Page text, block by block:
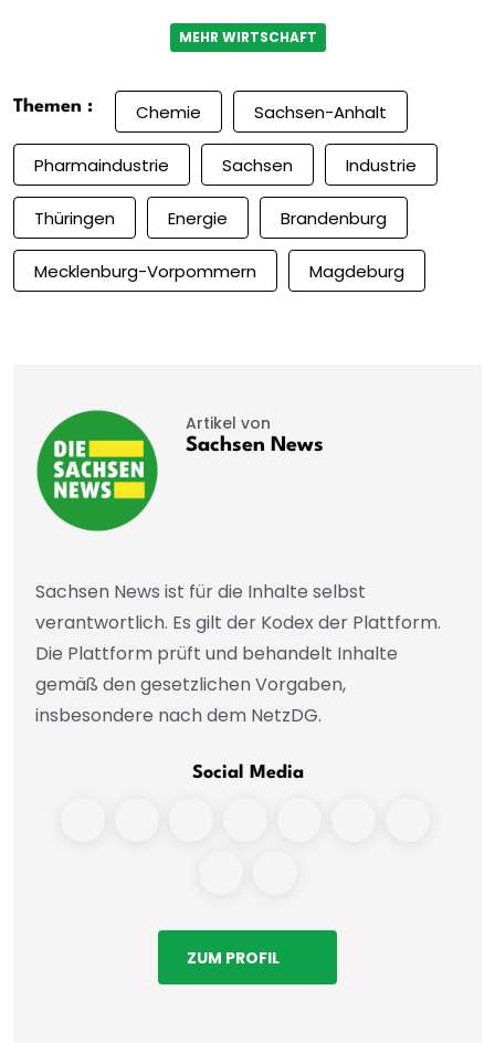
MEHR WIRTSCHAFT
Themen : Chemie Sachsen-Anhalt
Pharmaindustrie Sachsen Industrie
Thüringen Energie Brandenburg
Mecklenburg-Vorpommern Magdeburg
Artikel von
Sachsen News
Sachsen News ist für die Inhalte selbst
verantwortlich. Es gilt der Kodex der Plattform.
Die Plattform prüft und behandelt Inhalte
gemäß den gesetzlichen Vorgaben,
insbesondere nach dem NetzDG.
Social Media
ZUM PROFIL